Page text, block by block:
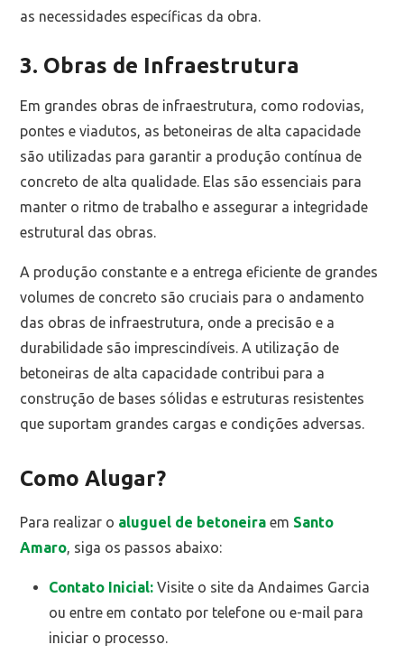
as necessidades específicas da obra.
3. Obras de Infraestrutura
Em grandes obras de infraestrutura, como rodovias,
pontes e viadutos, as betoneiras de alta capacidade
são utilizadas para garantir a produção contínua de
concreto de alta qualidade. Elas são essenciais para
manter o ritmo de trabalho e assegurar a integridade
estrutural das obras.
A produção constante e a entrega eficiente de grandes
volumes de concreto são cruciais para o andamento
das obras de infraestrutura, onde a precisão e a
durabilidade são imprescindíveis. A utilização de
betoneiras de alta capacidade contribui para a
construção de bases sólidas e estruturas resistentes
que suportam grandes cargas e condições adversas.
Como Alugar?
Para realizar o aluguel de betoneira em Santo
Amaro, siga os passos abaixo:
Contato Inicial: Visite o site da Andaimes Garcia
ou entre em contato por telefone ou e-mail para
iniciar o processo.